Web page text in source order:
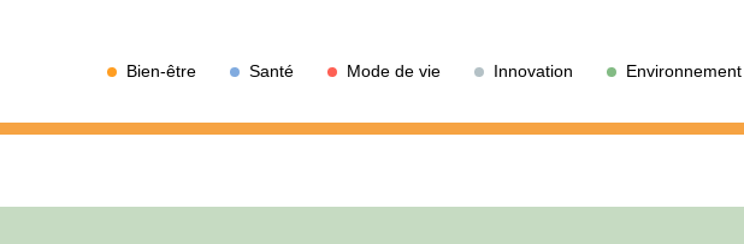
Bien-être Santé Mode de vie Innovation Environnement